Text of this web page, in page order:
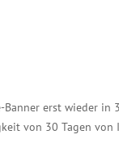
erst wieder in
von 30 Tagen von
Erzeugung
den